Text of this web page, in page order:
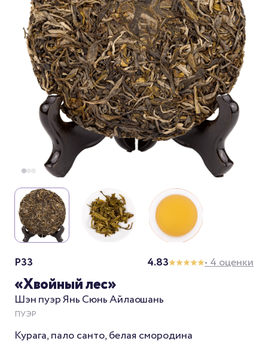
«Хвойный лес»
Шэн пуэр Янь Сюнь Айлаошань
ПУЭР
P33 4.83 • 4 оценки
Курага, пало санто, белая смородина